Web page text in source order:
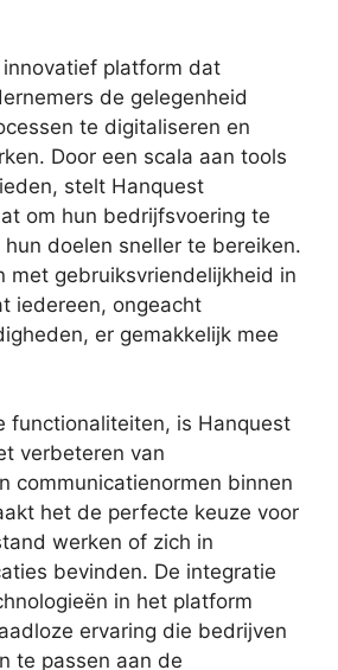
platform dat
de gelegenheid
te digitaliseren en
Door een scala aan tools
stelt Hanquest
om hun bedrijfsvoering te
doelen sneller te bereiken.
met gebruiksvriendelijkheid in
iedereen, ongeacht
er gemakkelijk mee
functionaliteiten, is Hanquest
verbeteren van
communicatienormen binnen
het de perfecte keuze voor
werken of zich in
bevinden. De integratie
in het platform
ervaring die bedrijven
te passen aan de